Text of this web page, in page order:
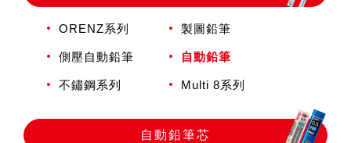
自動鉛筆
自動鉛筆芯
木頭鉛筆
ORENZ系列 製圖鉛筆
側壓自動鉛筆 自動鉛筆
不鏽鋼系列 Multi 8系列
自動鉛筆芯